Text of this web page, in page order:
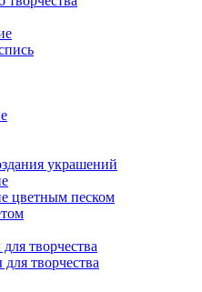
украшений
цветным песком
творчества
творчества